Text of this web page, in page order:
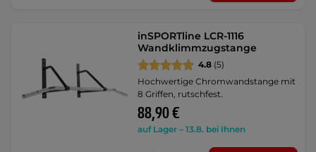
inSPORTline LCR-1116
Wandklimmzugstange
4.8 (5)
Hochwertige Chromwandstange mit
8 Griffen, rutschfest.
88,90 €
auf Lager – 13.8. bei Ihnen